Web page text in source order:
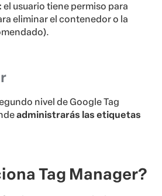
el usuario tiene permiso para
eliminar el contenedor o la
nivel de Google Tag
administrarás las etiquetas
Tag Manager?